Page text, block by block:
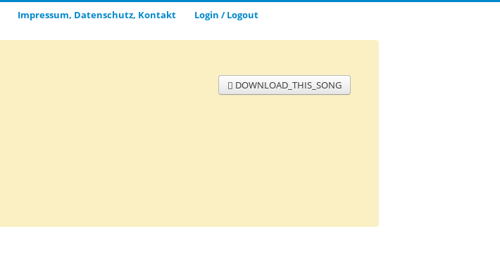
Impressum, Datenschutz, Kontakt Login / Logout
DOWNLOAD_THIS_SONG